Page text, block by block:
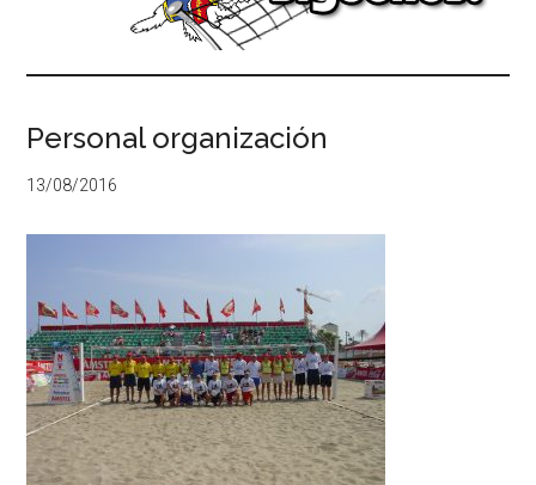
Personal organización
13/08/2016